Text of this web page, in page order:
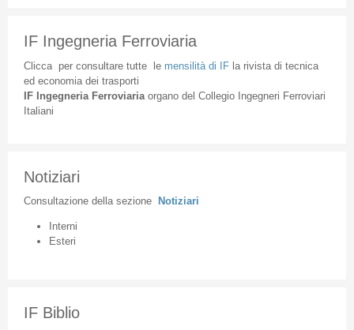
IF Ingegneria Ferroviaria
Cliccaper consultare tuttele mensilità di IFla rivista di tecnica
ed economia dei trasporti
IF Ingegneria Ferroviaria organodel Collegio Ingegneri Ferroviari
Italiani
Notiziari
Consultazione della sezione Notiziari
Interni
Esteri
IF Biblio